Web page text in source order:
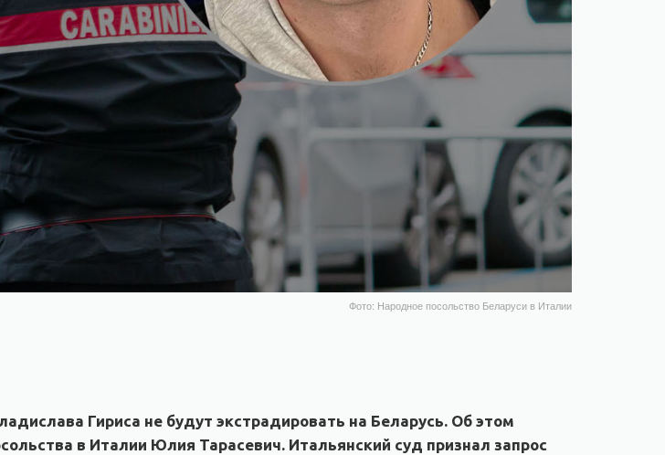
Фото: Народное посольство Беларуси в Италии
Гириса не будут экстрадировать на Беларусь. Об этом
в Италии Юлия Тарасевич. Итальянский суд признал запрос